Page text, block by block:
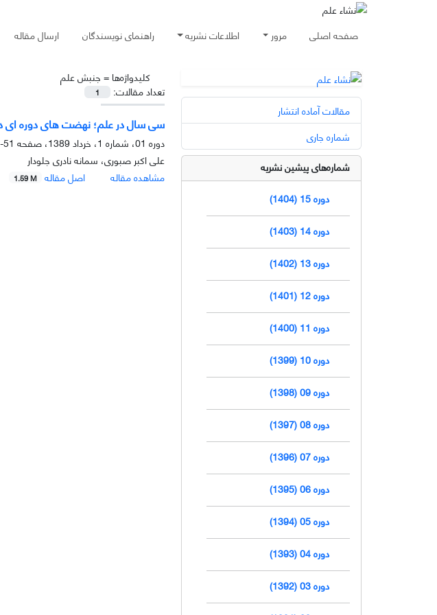
صفحه اصلی مرور اطلاعات نشریه راهنمای نویسندگان ارسال مقاله
کلیدواژه‌ها = جنبش علم
تعداد مقالات:
1
سى سال در علم؛ نهضت هاى دوره اى
دوره 01، شماره 1، خرداد 1389، صفحه
51-65
علی اکبر صبوری، سمانه نادرى جلودار
مشاهده مقاله
اصل مقاله 1.59 M
مقالات آماده انتشار
شماره جاری
شماره‌های پیشین نشریه
دوره 15 (1404)
دوره 14 (1403)
دوره 13 (1402)
دوره 12 (1401)
دوره 11 (1400)
دوره 10 (1399)
دوره 09 (1398)
دوره 08 (1397)
دوره 07 (1396)
دوره 06 (1395)
دوره 05 (1394)
دوره 04 (1393)
دوره 03 (1392)